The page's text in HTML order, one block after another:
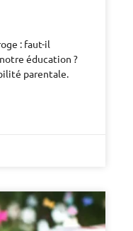
: faut-il
éducation ?
parentale.